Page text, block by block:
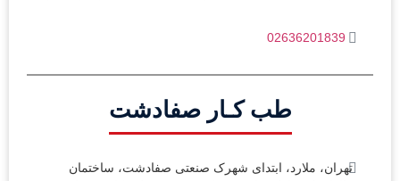
02636201839
طب کـار صفادشت
تهران، ملارد، ابتدای شهرک صنعتی صفادشت، ساختمان